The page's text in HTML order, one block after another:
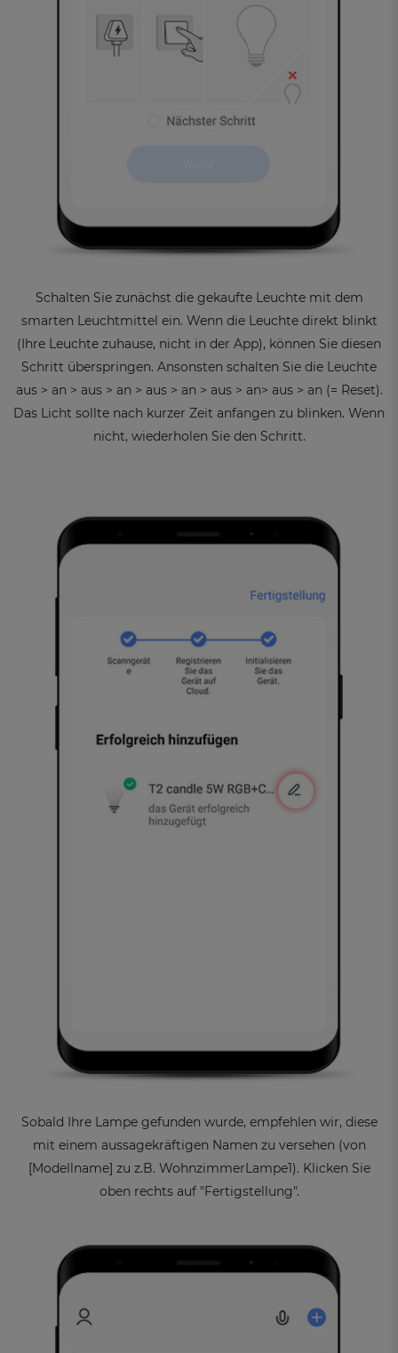
Schalten Sie zunächst die gekaufte Leuchte mit dem
smarten Leuchtmittel ein. Wenn die Leuchte direkt blinkt
(Ihre Leuchte zuhause, nicht in der App), können Sie diesen
Schritt überspringen. Ansonsten schalten Sie die Leuchte
aus > an > aus > an > aus > an > aus > an> aus > an (= Reset).
Das Licht sollte nach kurzer Zeit anfangen zu blinken. Wenn
nicht, wiederholen Sie den Schritt.
Sobald Ihre Lampe gefunden wurde, empfehlen wir, diese
mit einem aussagekräftigen Namen zu versehen (von
[Modellname] zu z.B. WohnzimmerLampe1). Klicken Sie
oben rechts auf "Fertigstellung".